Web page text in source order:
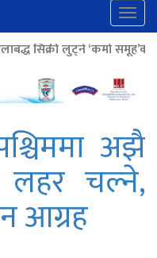
समूह’का नाइकेसहित पाँच पक्राउ
अझै
लहर चल्ने,
आग्रह